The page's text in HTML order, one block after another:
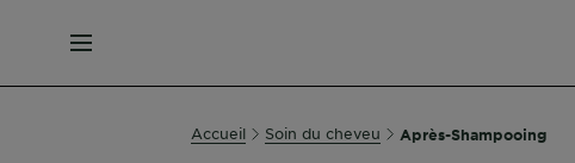
MENU
Accueil Soin du cheveu Après-Shampooing